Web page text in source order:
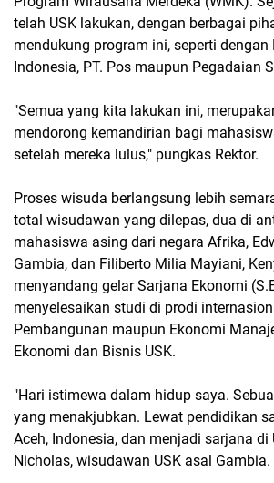
telah USK lakukan, dengan berbagai
mendukung program ini, seperti dengan
Indonesia, PT. Pos maupun Pegadaian
"Semua yang kita lakukan ini,
mendorong kemandirian bagi
setelah mereka lulus," pungkas Rektor.
Proses wisuda berlangsung lebih
total wisudawan yang dilepas, dua di
mahasiswa asing dari negara Afrika,
Gambia, dan Filiberto Milia Mayiani,
menyandang gelar Sarjana Ekonomi
menyelesaikan studi di prodi
Pembangunan maupun Ekonomi
Ekonomi dan Bisnis USK.
"Hari istimewa dalam hidup saya.
yang menakjubkan. Lewat pendidikan
Aceh, Indonesia, dan menjadi sarjana di
Nicholas, wisudawan USK asal Gambia.